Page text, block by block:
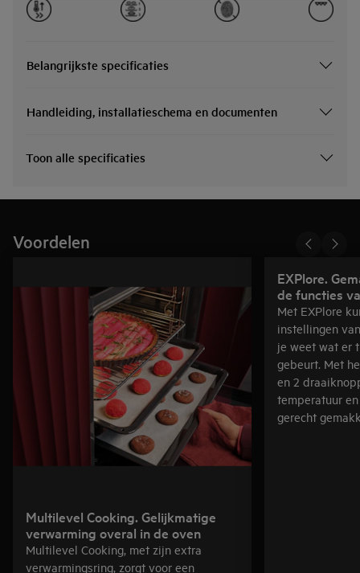
Belangrijkste specificaties
Handleiding, installatieschema en documenten
Toon alle specificaties
Voordelen
Multilevel Cooking. Gelijkmatige
verwarming overal in de oven
Multilevel Cooking, met zijn extra
verwarmingsring, zorgt voor een
EXPlore.
de functies
Met EXPlore
instellingen
je weet wat er
gebeurt. Met
en 2
temperatuur
gerecht